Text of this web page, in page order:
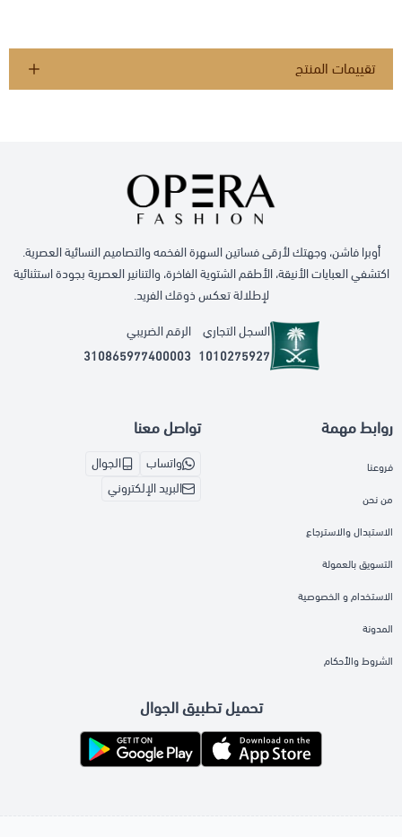
تقييمات المنتج
أوبرا فاشن، وجهتك لأرقى فساتين السهرة الفخمه والتصاميم النسائية العصرية.
اكتشفي العبايات الأنيقة، الأطقم الشتوية الفاخرة، والتنانير العصرية بجودة استثنائية
لإطلالة تعكس ذوقك الفريد.
السجل التجاري
1010275927
الرقم الضريبي
310865977400003
روابط مهمة
فروعنا
من نحن
الاستبدال والاسترجاع
التسويق بالعمولة
الاستخدام و الخصوصية
المدونة
الشروط والأحكام
تواصل معنا
واتساب
الجوال
البريد الإلكتروني
تحميل تطبيق الجوال